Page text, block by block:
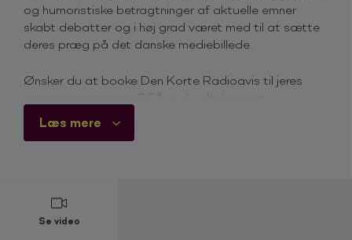
og humoristiske betragtninger af aktuelle emner
skabt debatter og i høj grad været med til at sætte
deres præg på det danske mediebillede.
Ønsker du at booke Den Korte Radioavis til jeres
næste arrangement? Så er du altid meget
på denne side. Vi vil vende tilbage hurtigst muligt
+45 4615 3700
og ledighed.
Læs mere
Se video